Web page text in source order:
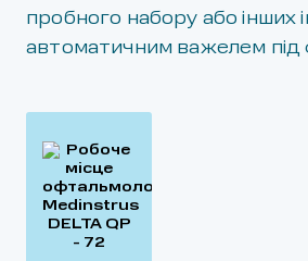
пробного набору або інших
автоматичним важелем